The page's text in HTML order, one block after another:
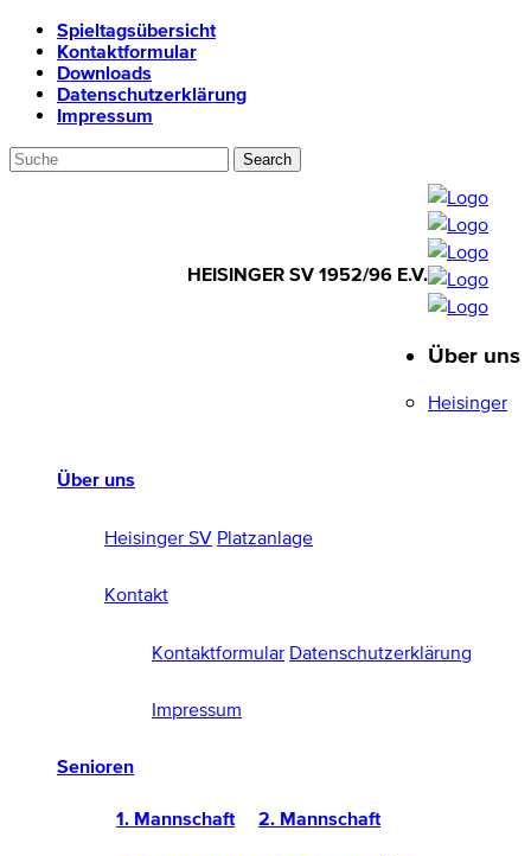
Spieltagsübersicht
Kontaktformular
Downloads
Datenschutzerklärung
Impressum
HEISINGER SV 1952/96 E.V.
1952/96 E.V.
Über uns
Heisinger SV Platzanlage
Kontakt
Kontaktformular Datenschutzerklärung
Impressum
Senioren
1. Mannschaft 2. Mannschaft
Über uns
Heisinger